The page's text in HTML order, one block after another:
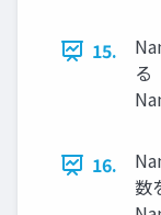
15.
る
16.
数